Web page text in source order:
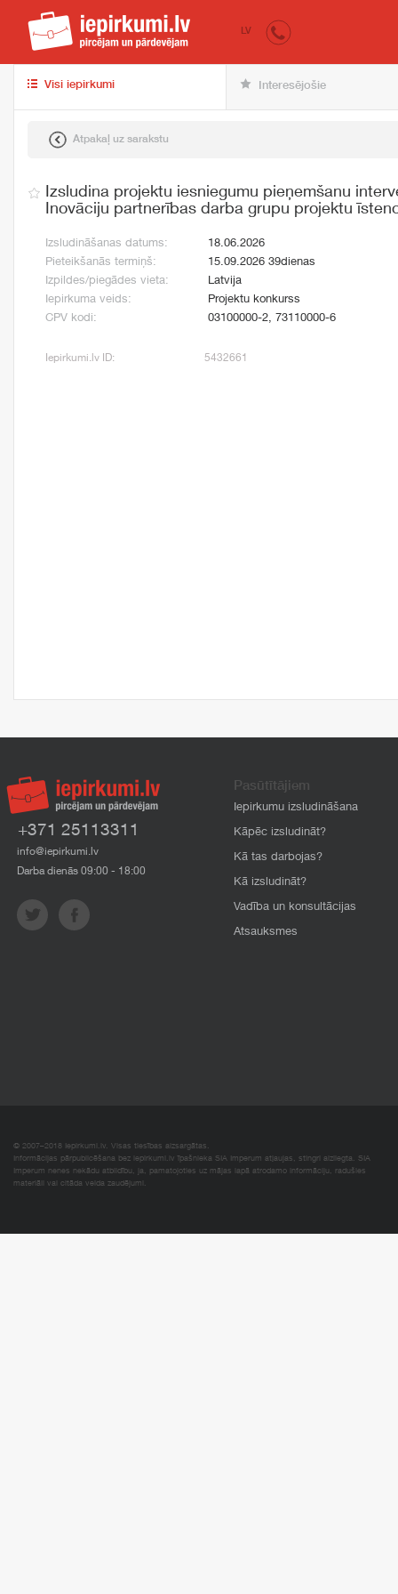
iepirkumi.lv
LV
Visi iepirkumi Interesējošie
Atpakaļ uz sarakstu
Izsludina projektu iesniegumu pieņemšanu
Inovāciju partnerības darba grupu projektu
Izsludināšanas datums:
18.06.2026
Pieteikšanās termiņš:
15.09.2026 39dienas
Izpildes/piegādes vieta:
Latvija
Iepirkuma veids:
Projektu konkurss
CPV kodi:
03100000-2, 73110000-6
Iepirkumi.lv ID: 5432661
+371 25113311
info@iepirkumi.lv
Darba dienās 09:00 - 18:00
Pasūtītājiem
Iepirkumu izsludināšana
Kāpēc izsludināt?
Kā tas darbojas?
Kā izsludināt?
Vadība un konsultācijas
Atsauksmes
© 2007–2018 Iepirkumi.lv. Visas tiesības aizsargātas.
Informācijas pārpublicēšana bez iepirkumi.lv īpašnieka SIA Imperum atļaujas, stingri aizliegta. SIA
Imperum nenes nekādu atbildību, ja, pamatojoties uz mājas lapā atrodamo informāciju, radušies
materiāli vai citāda veida zaudējumi.